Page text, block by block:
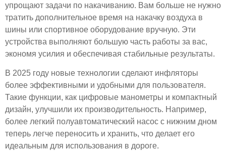
упрощают задачи по накачиванию. Вам больше не нужно
тратить дополнительное время на накачку воздуха в
шины или спортивное оборудование вручную. Эти
устройства выполняют большую часть работы за вас,
экономя усилия и обеспечивая стабильные результаты.
В 2025 году новые технологии сделают инфляторы
более эффективными и удобными для пользователя.
Такие функции, как цифровые манометры и компактный
дизайн, улучшили их производительность. Например,
более легкий полуавтоматический насос с нижним дном
теперь легче переносить и хранить, что делает его
идеальным для использования в дороге.